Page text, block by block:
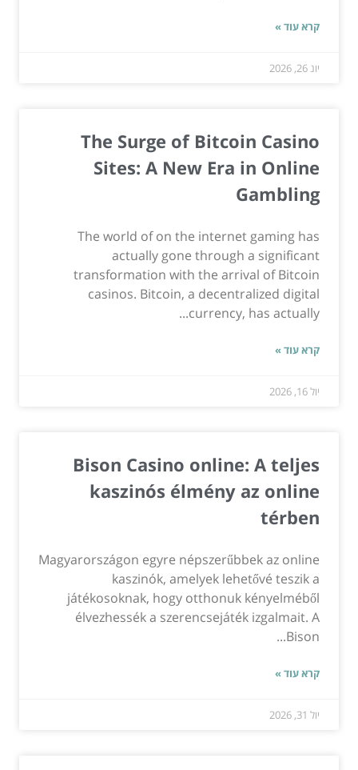
קרא עוד »
יונ 26, 2026
The Surge of Bitcoin Casino
Sites: A New Era in Online
Gambling
The world of on the internet gaming has
actually gone through a significant
transformation with the arrival of Bitcoin
casinos. Bitcoin, a decentralized digital
currency, has actually...
קרא עוד »
יול 16, 2026
Bison Casino online: A teljes
kaszinós élmény az online
térben
Magyarországon egyre népszerűbbek az online
kaszinók, amelyek lehetővé teszik a
játékosoknak, hogy otthonuk kényelméből
élvezhessék a szerencsejáték izgalmait. A
Bison...
קרא עוד »
יול 31, 2026